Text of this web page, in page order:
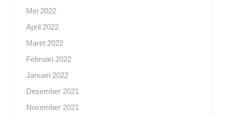
Mei 2022
April 2022
Maret 2022
Februari 2022
Januari 2022
Desember 2021
November 2021